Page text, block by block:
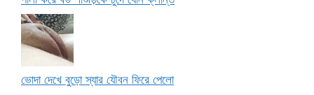
ভোদা দেখে বুড়ো স্যার যৌবন ফিরে পেলো